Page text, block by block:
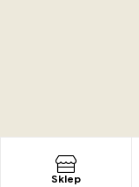
Sklep